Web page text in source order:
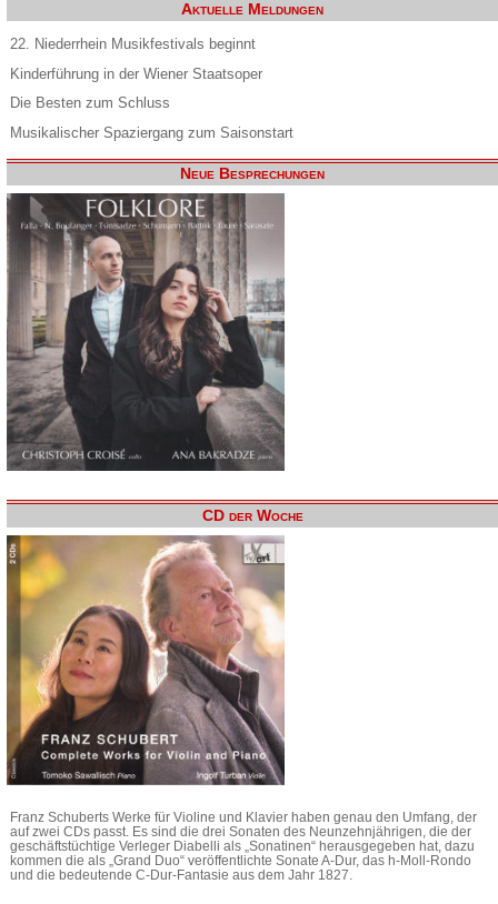
Aktuelle Meldungen
22. Niederrhein Musikfestivals beginnt
Kinderführung in der Wiener Staatsoper
Die Besten zum Schluss
Musikalischer Spaziergang zum Saisonstart
Neue Besprechungen
CD der Woche
Franz Schuberts Werke für Violine und Klavier haben genau den Umfang, der
auf zwei CDs passt. Es sind die drei Sonaten des Neunzehnjährigen, die der
geschäftstüchtige Verleger Diabelli als „Sonatinen“ herausgegeben hat, dazu
kommen die als „Grand Duo“ veröffentlichte Sonate A-Dur, das h-Moll-Rondo
und die bedeutende C-Dur-Fantasie aus dem Jahr 1827.